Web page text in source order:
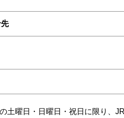
土曜日・日曜日・祝日に限り、